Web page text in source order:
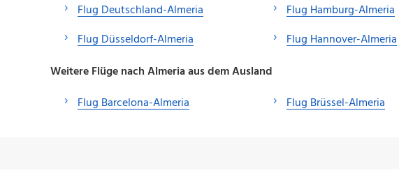
Flug Deutschland-Almeria
Flug Düsseldorf-Almeria
Flug Hamburg-Almeria
Flug Hannover-Almeria
Weitere Flüge nach Almeria aus dem Ausland
Flug Barcelona-Almeria
Flug Brüssel-Almeria